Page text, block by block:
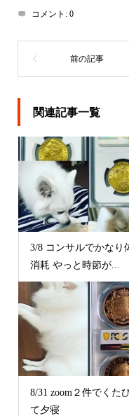
コメント: 0
関連記事一覧
3/8 コンサルでかなり
消耗 やっと時節が...
8/31 zoom２件でくた
て夕寝